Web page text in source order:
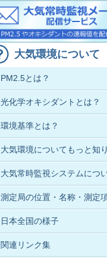
大気環境について
PM2.5とは？
光化学オキシダントとは？
環境基準とは？
大気環境についてもっと知
大気常時監視システムにつ
測定局の位置・名称・測定
日本全国の様子
関連リンク集